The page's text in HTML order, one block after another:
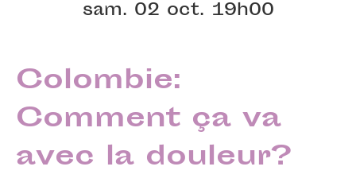
sam. 02 oct. 19h00
Colombie:
Comment ça va
avec la douleur?